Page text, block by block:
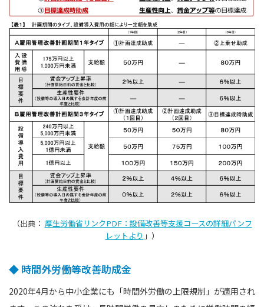
（出典： 厚生労働省リンクPDF：設備改善等支援コースの詳細パンフ
レットより 」）
◆ 時間外労働等改善助成金
2020年4月から中小企業にも「時間外労働の上限規制」が適用され